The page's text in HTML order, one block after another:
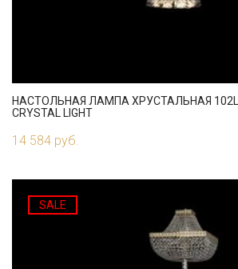
НАСТОЛЬНАЯ ЛАМПА ХРУСТАЛЬНАЯ
CRYSTAL LIGHT
14 584 руб.
SALE